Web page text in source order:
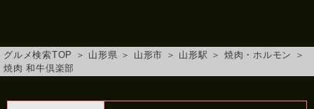
グルメ検索TOP ＞ 山形県 ＞ 山形市 ＞ 山形駅 ＞ 焼肉・ホルモン
＞
焼肉 和牛倶楽部